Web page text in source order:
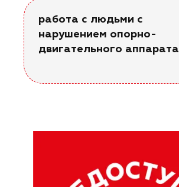
работа с людьми с
нарушением опорно-
двигательного аппарата